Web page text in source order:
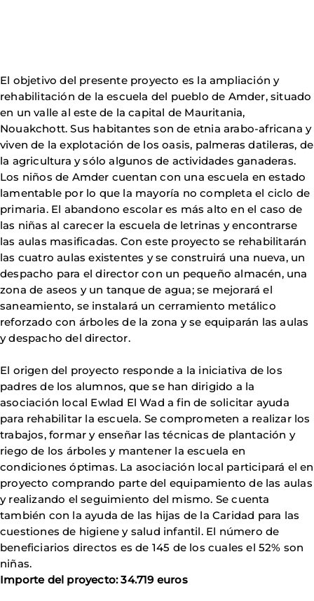
El objetivo del presente proyecto es la ampliación y
rehabilitación de la escuela del pueblo de Amder, situado
en un valle al este de la capital de Mauritania,
Nouakchott. Sus habitantes son de etnia arabo-africana y
viven de la explotación de los oasis, palmeras datileras, de
la agricultura y sólo algunos de actividades ganaderas.
Los niños de Amder cuentan con una escuela en estado
lamentable por lo que la mayoría no completa el ciclo de
primaria. El abandono escolar es más alto en el caso de
las niñas al carecer la escuela de letrinas y encontrarse
las aulas masificadas. Con este proyecto se rehabilitarán
las cuatro aulas existentes y se construirá una nueva, un
despacho para el director con un pequeño almacén, una
zona de aseos y un tanque de agua; se mejorará el
saneamiento, se instalará un cerramiento metálico
reforzado con árboles de la zona y se equiparán las aulas
y despacho del director.
El origen del proyecto responde a la iniciativa de los
padres de los alumnos, que se han dirigido a la
asociación local Ewlad El Wad a fin de solicitar ayuda
para rehabilitar la escuela. Se comprometen a realizar los
trabajos, formar y enseñar las técnicas de plantación y
riego de los árboles y mantener la escuela en
condiciones óptimas. La asociación local participará el en
proyecto comprando parte del equipamiento de las aulas
y realizando el seguimiento del mismo. Se cuenta
también con la ayuda de las hijas de la Caridad para las
cuestiones de higiene y salud infantil. El número de
beneficiarios directos es de 145 de los cuales el 52% son
niñas.
Importe del proyecto: 34.719 euros